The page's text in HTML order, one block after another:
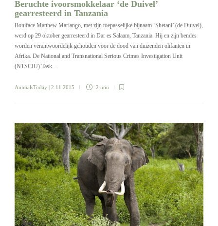
Beruchte ivoorsmokkelaar ‘de Duivel’
gearresteerd in Tanzania
Boniface Matthew Mariango, met zijn toepasselijke bijnaam ‘Shetani’ (de Duivel),
werd op 29 oktober gearresteerd in Dar es Salaam, Tanzania. Hij en zijn bendes
worden verantwoordelijk gehouden voor de dood van duizenden olifanten in
Afrika. De National and Transnational Serious Crimes Investigation Unit
(NTSCIU) Task…
AnimalsToday | 2 11 2015 2 min